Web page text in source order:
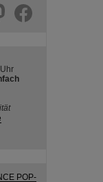
POP-